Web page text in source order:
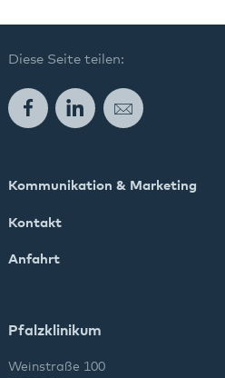
Diese Seite teilen:
FacebookLinkedInE-Mail
Kommunikation & Marketing
Kontakt
Anfahrt
Pfalzklinikum
Weinstraße 100